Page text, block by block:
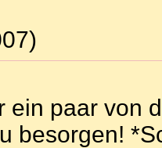
ein paar von
besorgen!